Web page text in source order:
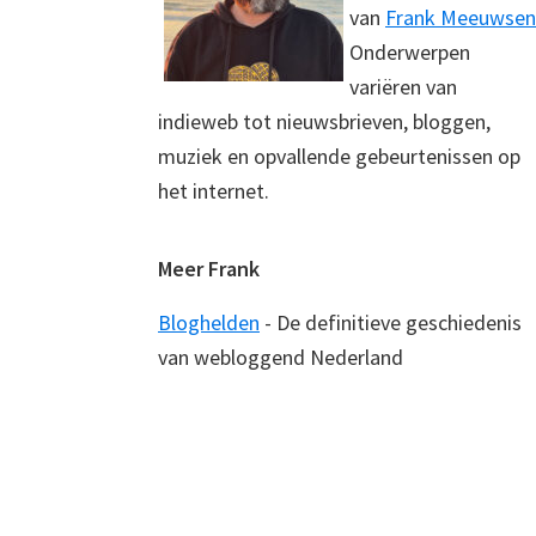
van Frank Meeuwsen
Onderwerpen
variëren van
indieweb tot nieuwsbrieven, bloggen,
muziek en opvallende gebeurtenissen op
het internet.
Meer Frank
Bloghelden - De definitieve geschiedenis
van webloggend Nederland